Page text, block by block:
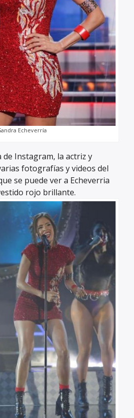
Echeverría
de Instagram, la actriz y
fotografías y videos del
se puede ver a Echeverria
rojo brillante.